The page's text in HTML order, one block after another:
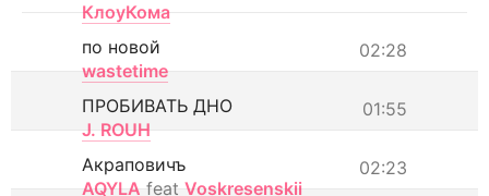
КлоуКома
02:28
по новой
wastetime
01:55
ПРОБИВАТЬ ДНО
J. ROUH
02:23
Акраповичъ
AQYLA feat Voskresenskii